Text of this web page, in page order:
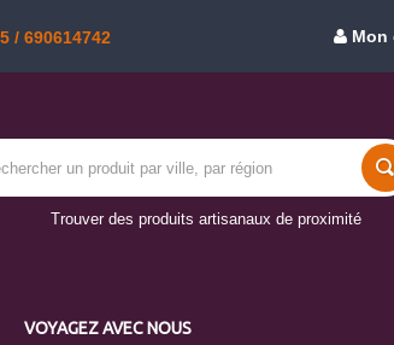
Mon
/ 690614742
Trouver des produits artisanaux de proximité
VOYAGEZ AVEC NOUS